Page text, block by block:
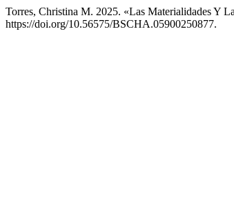
Torres, Christina M. 2025. «Las Materialidades Y
https://doi.org/10.56575/BSCHA.05900250877.